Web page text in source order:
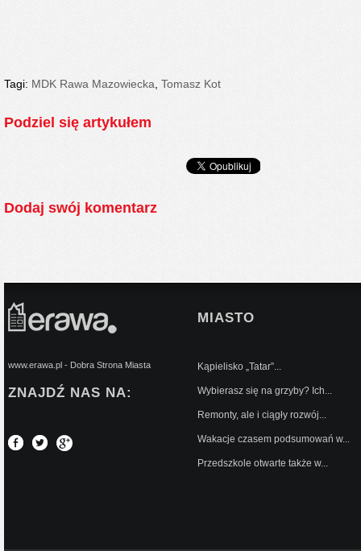
Tagi: MDK Rawa Mazowiecka Tomasz Kot
Podziel się artykułem
Dodaj swój komentarz
www.erawa.pl - Dobra Strona Miasta
ZNAJDŹ NAS NA:
MIASTO
Kąpielisko „Tatar”...
Wybierasz się na grzyby? Ich...
Remonty, ale i ciągły rozwój...
Wakacje czasem podsumowań w...
Przedszkole otwarte także w...